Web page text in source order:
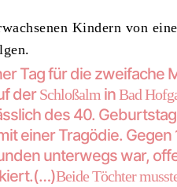
Kindern von
Tag für die zweifache
derSchloßalm inBad
des 40.
einer Tragödie. Gegen
unterwegs war,
Beide Töchter